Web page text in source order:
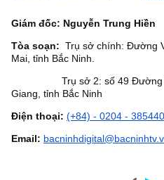
Giám đốc: Nguyễn Trung Hiền
Tòa soạn: Trụ sở chính: Đường
Mai, tỉnh Bắc Ninh.
Trụ sở 2: số 49 Đường
Giang, tỉnh Bắc Ninh
Điện thoại: (+84) - 0204 -
Email: